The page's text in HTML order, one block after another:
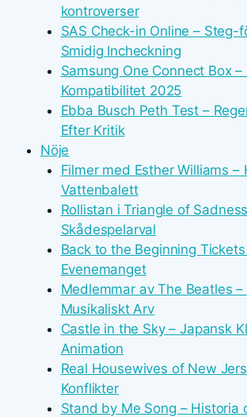
kontroverser
SAS Check-in Online – Steg-
Smidig Incheckning
Samsung One Connect Box
Kompatibilitet 2025
Ebba Busch Peth Test –
Efter Kritik
Nöje
Filmer med Esther Williams –
Vattenbalett
Rollistan i Triangle of
Skådespelarval
Back to the Beginning Tickets
Evenemanget
Medlemmar av The Beatles
Musikaliskt Arv
Castle in the Sky – Japansk
Animation
Real Housewives of New
Konflikter
Stand by Me Song – Historia